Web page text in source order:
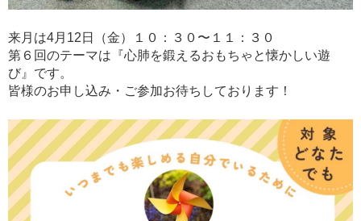
来月は4月12日（金）１０：３０〜１１：３０
第６回のテーマは『心肺を鍛えるおもちゃと懐かしい遊
び』です。
皆様のお申し込み・ご参加お待ちしております！